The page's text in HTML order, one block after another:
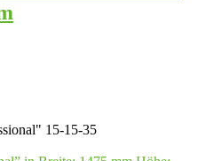
15-15-35